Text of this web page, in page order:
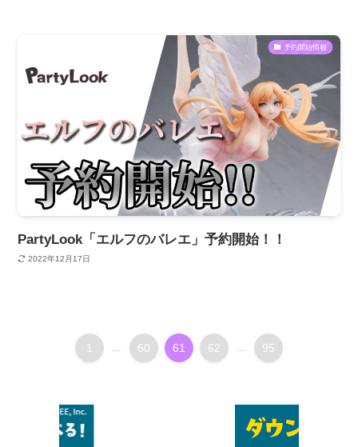
予約開始情報
PartyLook「エルフのバレエ」予約開始！！
2022年12月17日
1 ... 60 61 62 ... 95